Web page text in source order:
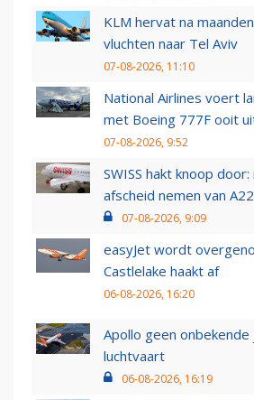
KLM hervat na
vluchten naar Tel Aviv
07-08-2026, 11:10
National Airlines voert
met Boeing 777F ooit
07-08-2026, 9:52
SWISS hakt knoop
afscheid nemen van
07-08-2026, 9:09
easyJet wordt
Castlelake haakt af
06-08-2026, 16:20
Apollo geen onbekende
luchtvaart
06-08-2026, 16:19